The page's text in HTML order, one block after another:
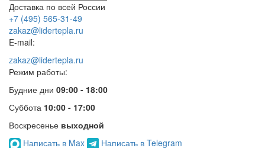
Доставка по всей России
+7 (495) 565-31-49
zakaz@lidertepla.ru
E-mail:
zakaz@lidertepla.ru
Режим работы:
Будние дни 09:00 - 18:00
Суббота 10:00 - 17:00
Воскресенье выходной
Написать в Max
Написать в Telegram